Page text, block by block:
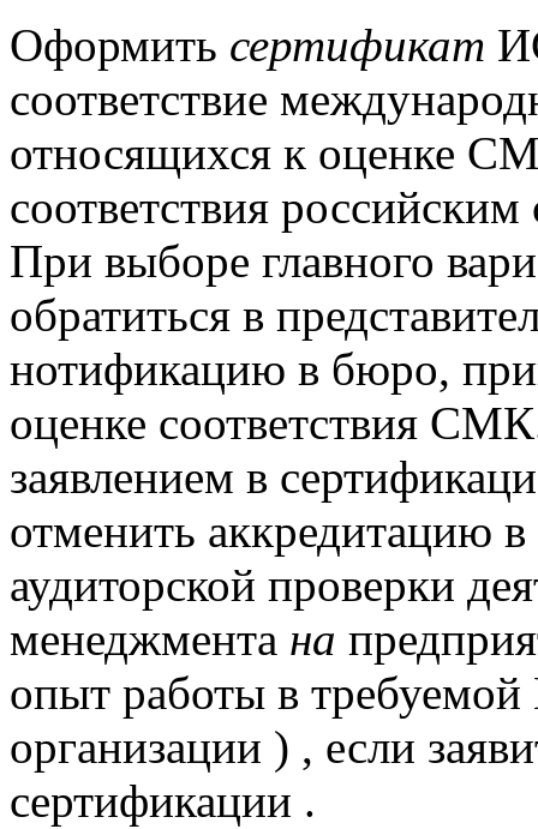
Оформить сертификат
соответствие
относящихся к оценке
соответствия
При выборе главного
обратиться в
нотификацию в бюро,
оценке соответствия
заявлением в
отменить аккредитацию
аудиторской проверки
менеджмента на
опыт работы в
организации ) , если
сертификации .